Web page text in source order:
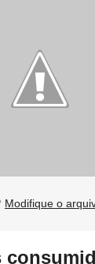
Modifique o